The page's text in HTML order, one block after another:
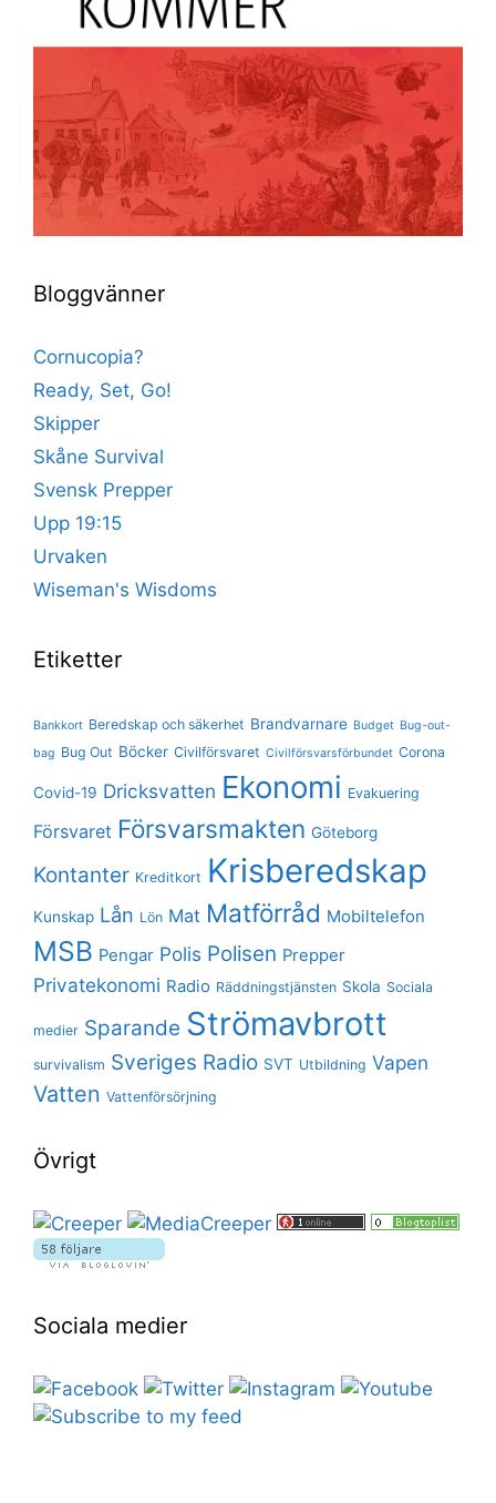
Bloggvänner
Cornucopia?
Ready, Set, Go!
Skipper
Skåne Survival
Svensk Prepper
Upp 19:15
Urvaken
Wiseman's Wisdoms
Etiketter
Bankkort Beredskap och säkerhet Brandvarnare Budget Bug-out-
bag Bug Out Böcker Civilförsvaret Civilförsvarsförbundet Corona
Covid-19 Dricksvatten Ekonomi Evakuering
Försvaret Försvarsmakten Göteborg
Kontanter Kreditkort Krisberedskap
Kunskap Lån Lön Mat Matförråd Mobiltelefon
MSB Pengar Polis Polisen Prepper
Privatekonomi Radio Räddningstjänsten Skola Sociala
medier Sparande Strömavbrott
survivalism Sveriges Radio SVT Utbildning Vapen
Vatten Vattenförsörjning
Övrigt
Sociala medier